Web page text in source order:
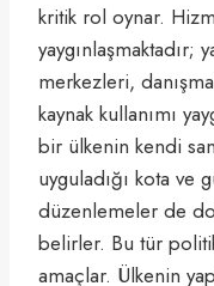
kritik rol oynar.
yaygınlaşmaktadır;
merkezleri,
kaynak kullanımı
bir ülkenin kendi
uyguladığı kota ve
düzenlemeler de
belirler. Bu tür
amaçlar. Ülkenin